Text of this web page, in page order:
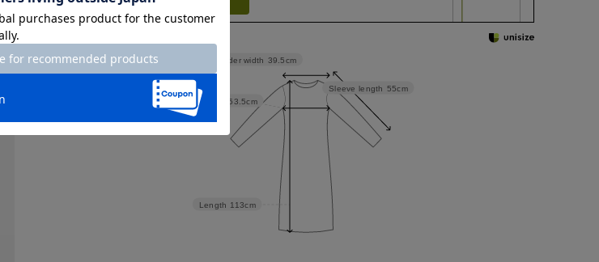
Sleeve length 55cm
Length 113cm
53.5cm
Shoulder width 39.5cm